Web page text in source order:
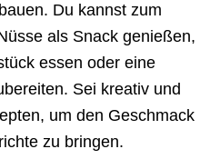
Du kannst zum
als Snack genießen,
essen oder eine
Sei kreativ und
um den Geschmack
zu bringen.